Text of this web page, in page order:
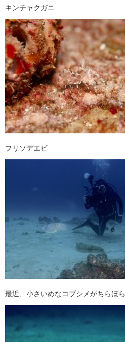
キンチャクガニ
フリソデエビ
最近、小さいめなコブシメがちらほら